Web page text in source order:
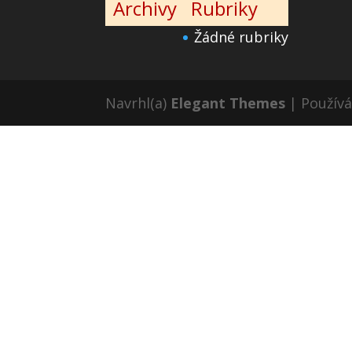
Archivy Rubriky
Žádné rubriky
Navrhl(a) Elegant Themes |